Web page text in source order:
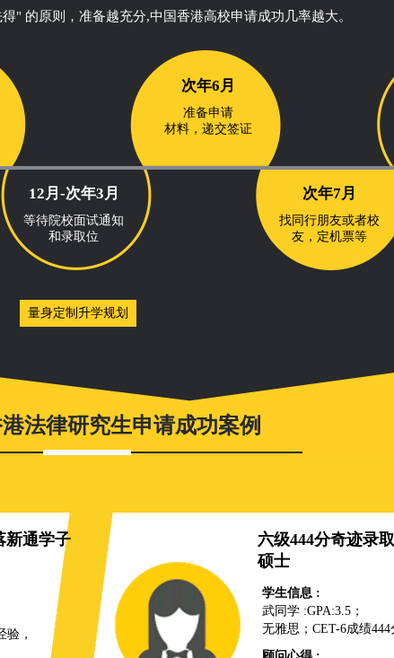
" 的原则，准备越充分,中国香港高校申请成功几率越大。
次年6月
准备申请
材料，递交签证
12月-次年3月
等待院校面试通知
和录取位
次年7月
找同行朋友或者校
友，定机票等
量身定制升学规划
法律研究生申请成功案例
新通学子
，
六级444分奇迹录
硕士
学生信息 :
武同学 :GPA:3.5；
无雅思；CET-6成绩444